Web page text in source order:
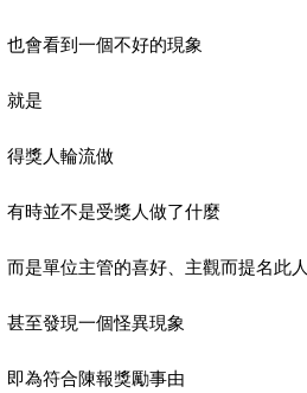
也會看到一個不好的現象
就是
得獎人輪流做
有時並不是受獎人做了什麼
而是單位主管的喜好、主觀而提名此人
甚至發現一個怪異現象
即為符合陳報獎勵事由